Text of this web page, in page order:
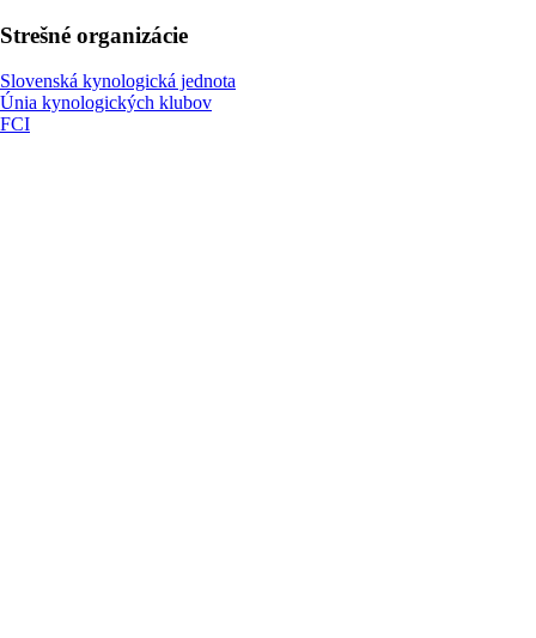
Strešné organizácie
Slovenská kynologická jednota
Únia kynologických klubov
FCI